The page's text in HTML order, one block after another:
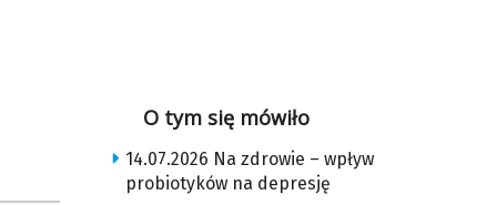
O tym się mówiło
14.07.2026 Na zdrowie – wpływ
probiotyków na depresję